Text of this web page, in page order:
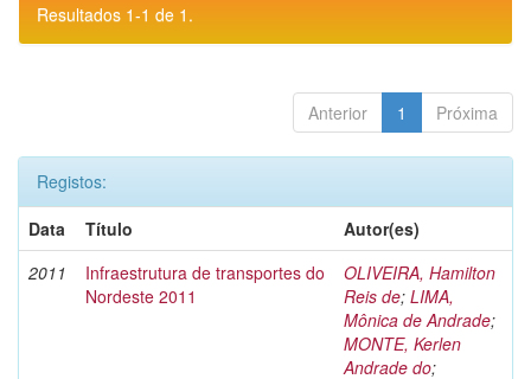
Resultados 1-1 de 1.
Anterior 1 Próxima
Registos:
Data
Título
Autor(es)
2011
Infraestrutura de transportes do
Nordeste 2011
OLIVEIRA, Hamilton
Reis de; LIMA,
Mônica de Andrade;
MONTE, Kerlen
Andrade do;